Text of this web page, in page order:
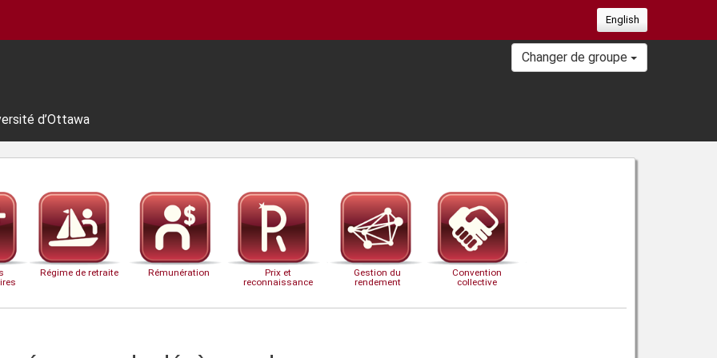
English
Changer de groupe
d’Ottawa
Régime de retraite Rémunération
Prix et
reconnaissance
Gestion du
rendement
Convention
collective